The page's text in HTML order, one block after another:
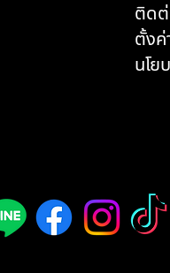
ติดต่
ตั้งค่
นโย